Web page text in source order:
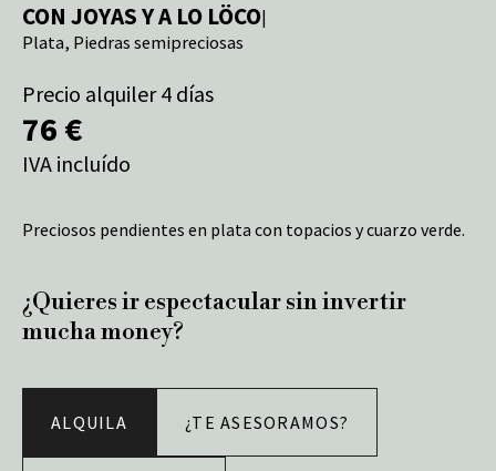
CON JOYAS Y A LO LÖCO|
Plata, Piedras semipreciosas
Precio alquiler 4 días
76 €
IVA incluído
Preciosos pendientes en plata con topacios y cuarzo verde.
¿Quieres ir espectacular sin invertir
mucha money?
ALQUILA ¿TE ASESORAMOS?